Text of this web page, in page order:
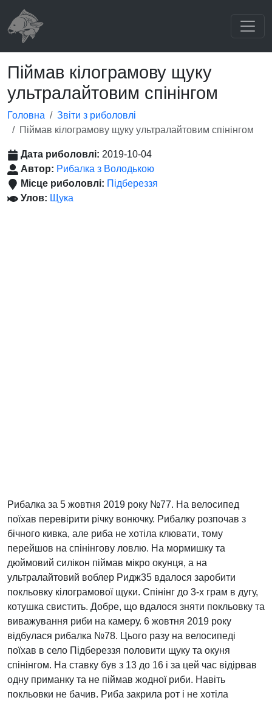
Піймав кілограмову щуку
ультралайтовим спінінгом
Головна
Звіти з риболовлі
Піймав кілограмову щуку ультралайтовим спінінгом
Дата риболовлі: 2019-10-04
Автор: Рибалка з Володькою
Місце риболовлі: Підбереззя
Улов: Щука
Рибалка за 5 жовтня 2019 року №77. На велосипед
поїхав перевірити річку вонючку. Рибалку розпочав з
бічного кивка, але риба не хотіла клювати, тому
перейшов на спінінгову ловлю. На мормишку та
дюймовий силікон піймав мікро окунця, а на
ультралайтовий воблер Ридж35 вдалося заробити
покльовку кілограмової щуки. Спінінг до 3-х грам в дугу,
котушка свистить. Добре, що вдалося зняти покльовку та
виважування риби на камеру. 6 жовтня 2019 року
відбулася рибалка №78. Цього разу на велосипеді
поїхав в село Підбереззя половити щуку та окуня
спінінгом. На ставку був з 13 до 16 і за цей час відірвав
одну приманку та не піймав жодної риби. Навіть
покльовки не бачив. Риба закрила рот і не хотіла